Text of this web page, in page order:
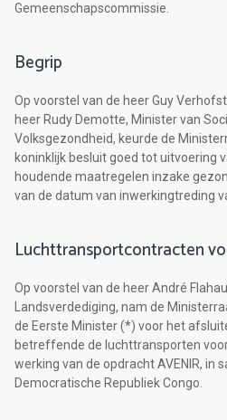
Gemeenschapscommissie.
Begrip
Op voorstel van de heer Guy
heer Rudy Demotte, Minister van
Volksgezondheid, keurde de
koninklijk besluit goed tot uitvoering
houdende maatregelen inzake
van de datum van inwerkingtreding
Luchttransportcontracten
Op voorstel van de heer André
Landsverdediging, nam de
de Eerste Minister (*) voor het
betreffende de luchttransporten
werking van de opdracht AVENIR, in
Democratische Republiek Congo.